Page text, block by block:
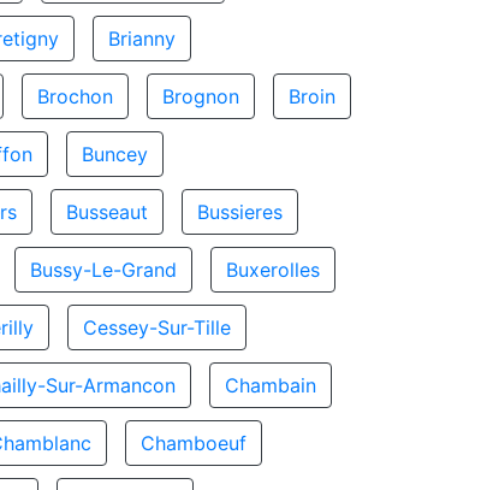
Brianny
Brochon Brognon Broin
Buncey
Busseaut Bussieres
Bussy-Le-Grand Buxerolles
Cessey-Sur-Tille
Sur-Armancon Chambain
Chamboeuf